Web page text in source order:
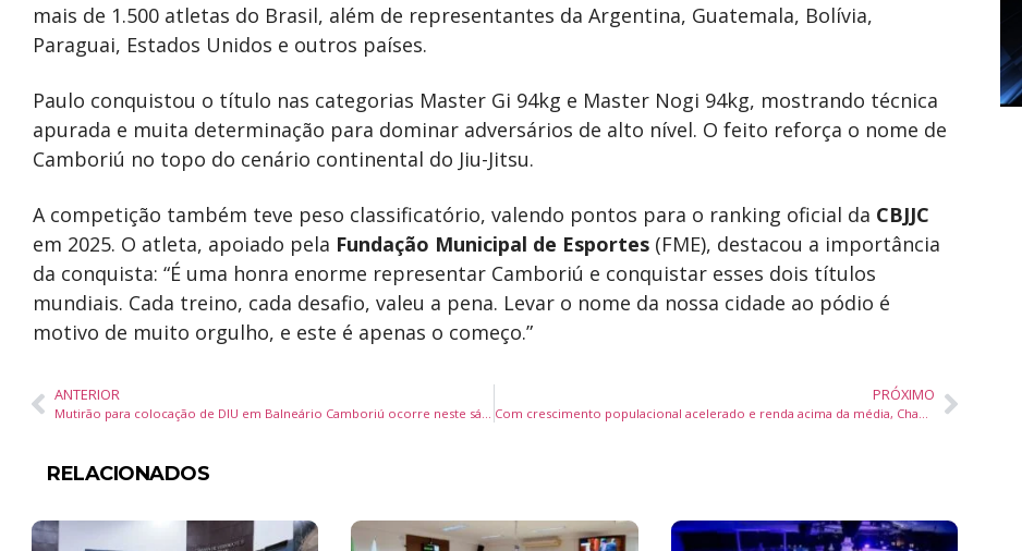
mais de 1.500 atletas do Brasil, além de representantes da Argentina, Guatemala, Bolívia,
Paraguai, Estados Unidos e outros países.
Paulo conquistou o título nas categorias Master Gi 94kg e Master Nogi 94kg, mostrando técnica
apurada e muita determinação para dominar adversários de alto nível. O feito reforça o nome de
Camboriú no topo do cenário continental do Jiu-Jitsu.
A competição também teve peso classificatório, valendo pontos para o ranking oficial da CBJJC
em 2025. O atleta, apoiado pela Fundação Municipal de Esportes (FME), destacou a importância
da conquista: “É uma honra enorme representar Camboriú e conquistar esses dois títulos
mundiais. Cada treino, cada desafio, valeu a pena. Levar o nome da nossa cidade ao pódio é
motivo de muito orgulho, e este é apenas o começo.”
ANTERIOR
Mutirão para colocação de DIU em Balneário Camboriú ocorre neste sábado; vagas ainda disponíveis
PRÓXIMO
Com crescimento populacional acelerado e renda acima da média, Chapecó atrai novos investimentos no setor residencial
RELACIONADOS